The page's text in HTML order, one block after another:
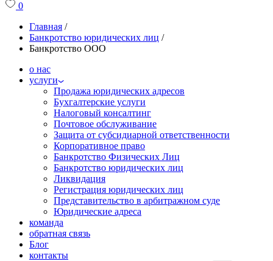
0
Главная /
Банкротство юридических лиц /
Банкротство ООО
о нас
услуги
Продажа юридических адресов
Бухгалтерские услуги
Налоговый консалтинг
Почтовое обслуживание
Защита от субсидиарной ответственности
Корпоративное право
Банкротство Физических Лиц
Банкротство юридических лиц
Ликвидация
Регистрация юридических лиц
Представительство в арбитражном суде
Юридические адреса
команда
обратная связь
Блог
контакты